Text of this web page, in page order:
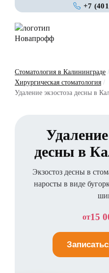
+7
Стоматология в Калининграде /
Хирургическая стоматология /
Удаление экзостоза десны в
Удаление
десны в
Экзостоз десны в
наросты в виде
от15